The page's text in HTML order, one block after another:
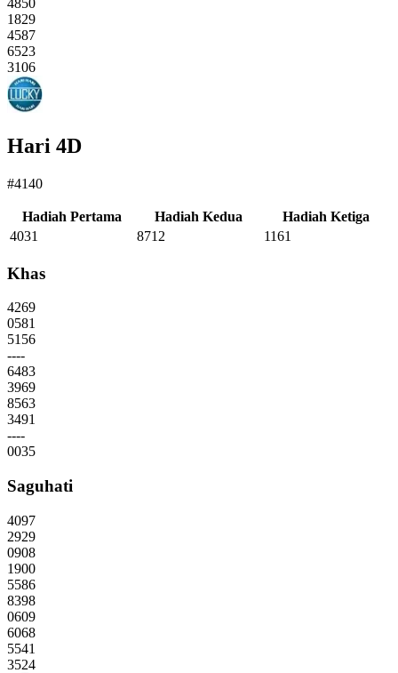
4850
1829
4587
6523
3106
Hari 4D
#4140
Hadiah Pertama Hadiah Kedua
Hadiah Ketiga
4031
8712 1161
Khas
4269
0581
5156
----
6483
3969
8563
3491
----
0035
Saguhati
4097
2929
0908
1900
5586
8398
0609
6068
5541
3524